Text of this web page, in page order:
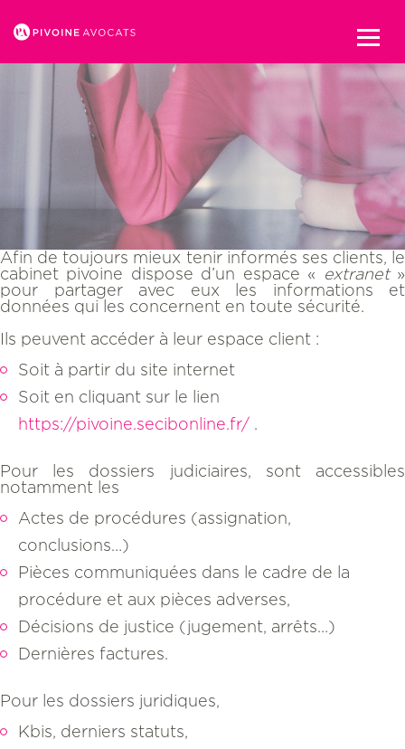
le
Afin de toujours mieux tenir informés ses clients, le
cabinet pivoine dispose d’un espace «
extranet »
pour partager avec eux les informations et
données qui les concernent en toute sécurité.
Ils peuvent accéder à leur espace client :
Soit à partir du site internet
Soit en cliquant sur le lien
https://pivoine.secibonline.fr/ .
Pour les dossiers judiciaires, sont accessibles
notamment les
Actes de procédures (assignation,
conclusions…)
Pièces communiquées dans le cadre de la
procédure et aux pièces adverses,
Décisions de justice (jugement, arrêts…)
Dernières factures.
Pour les dossiers juridiques,
Kbis, derniers statuts,